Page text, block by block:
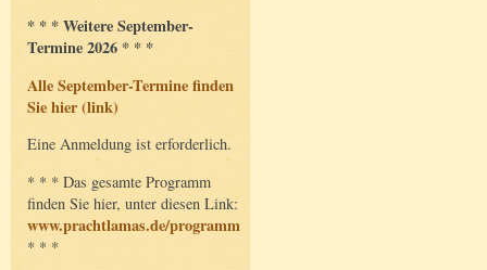
* * * Weitere September-
Termine 2026 * * *
Alle September-Termine finden
Sie hier (link)
Eine Anmeldung ist erforderlich.
* * * Das gesamte Programm
finden Sie hier, unter diesen Link:
www.prachtlamas.de/programm
* * *